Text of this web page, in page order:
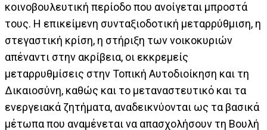
κοινοβουλευτική περίοδο που ανοίγεται μπροστά
τους. Η επικείμενη συνταξιοδοτική μεταρρύθμιση, η
στεγαστική κρίση, η στήριξη των νοικοκυριών
απέναντι στην ακρίβεια, οι εκκρεμείς
μεταρρυθμίσεις στην Τοπική Αυτοδιοίκηση και τη
Δικαιοσύνη, καθώς και το μεταναστευτικό και τα
ενεργειακά ζητήματα, αναδεικνύονται ως τα βασικά
μέτωπα που αναμένεται να απασχολήσουν τη Βουλή